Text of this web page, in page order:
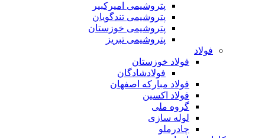
پتروشیمی امیرکبیر
پتروشیمی تندگویان
پتروشیمی خوزستان
پتروشیمی تبریز
فولاد
فولاد خوزستان
فولادشادگان
فولاد مبارکه اصفهان
فولاد اکسین
گروه ملی
لوله سازی
چادرملو